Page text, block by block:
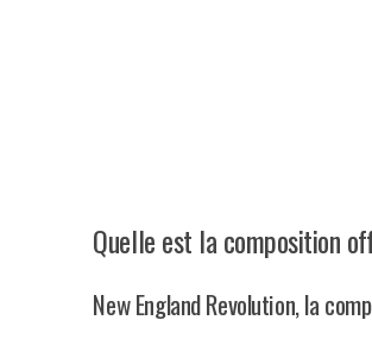
Quelle est la composition
New England Revolution, la